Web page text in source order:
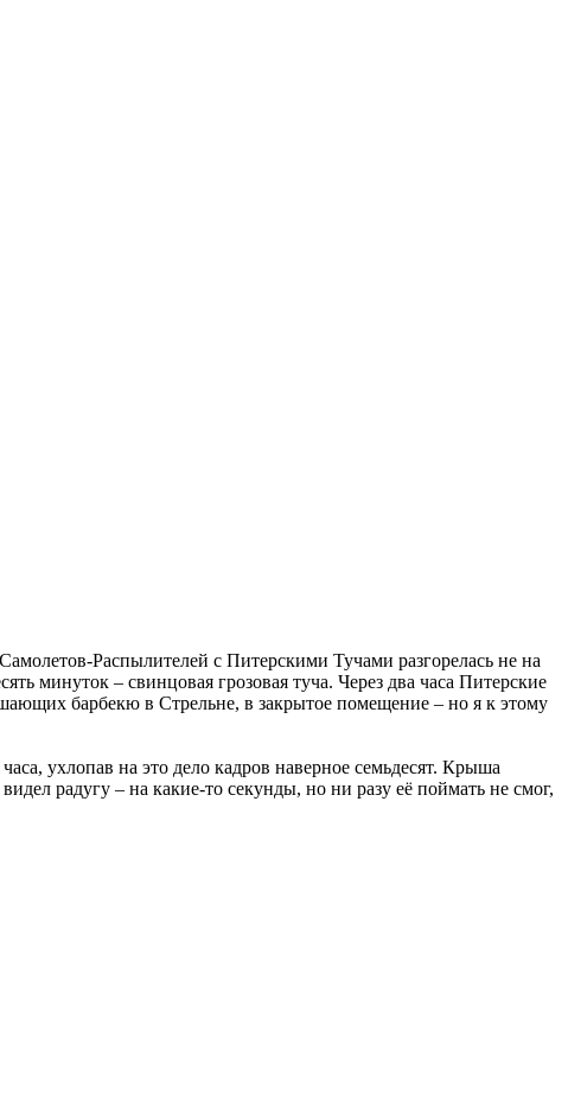
Распылителей с Питерскими Тучами разгорелась не на
минуток – свинцовая грозовая туча. Через два часа Питерские
барбекю в Стрельне, в закрытое помещение – но я к этому
ухлопав на это дело кадров наверное семьдесят. Крыша
радугу – на какие-то секунды, но ни разу её поймать не смог,